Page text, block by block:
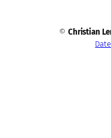
© Christian